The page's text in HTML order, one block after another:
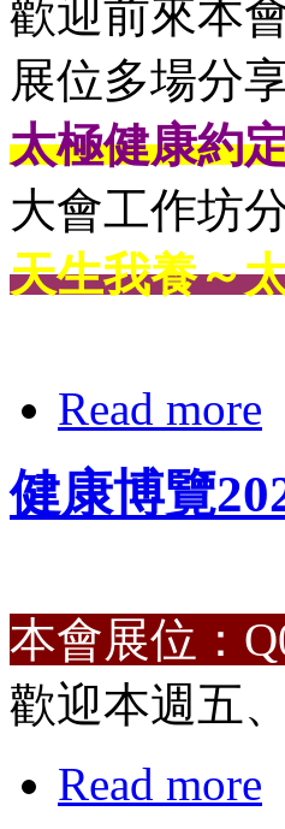
歡迎前來本
展位多場分享
太極健康約
大會工作坊
天生我養～
Read more
健康博覽
本會展位：
歡迎本週五
Read more